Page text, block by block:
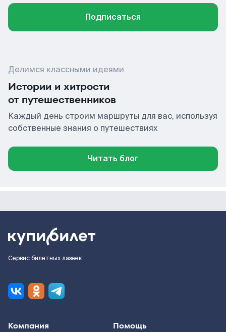
Подписаться
Делимся классными идеями
Истории и хитрости
от путешественников
Каждый день строим маршруты для вас, используя
собственные знания о путешествиях
Читать блог
Сервис билетных лазеек
Компания Помощь